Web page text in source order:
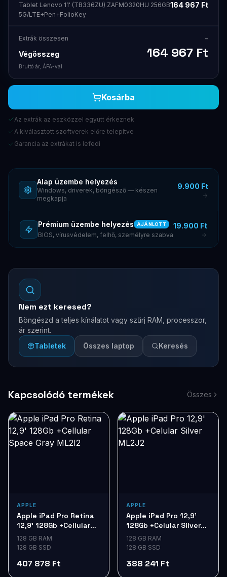
Tablet Lenovo 11' (TB336ZU) ZAFM0320HU 256GB
5G/LTE+Pen+FolioKey
164 967 Ft
Extrák összesen –
Végösszeg 164 967 Ft
Bruttó ár, ÁFA-val
Kosárba
Az extrák az eszközzel együtt érkeznek
A kiválasztott szoftverek előre telepítve
Garancia az extrákat is lefedi
Alap üzembe helyezés
Windows, driverek, böngésző — készen
megkapja
9.900 Ft
Prémium üzembe helyezés AJÁNLOTT
BIOS, vírusvédelem, felhő, személyre szabva
19.900 Ft
Nem ezt keresed?
Böngészd a teljes kínálatot vagy szűrj RAM, processzor,
ár szerint.
Tabletek
Összes laptop Keresés
Kapcsolódó termékek Összes
APPLE
Apple iPad Pro Retina
12,9' 128Gb +Cellular
Space Gray ML2I2
128 GB RAM
128 GB SSD
407 878 Ft
APPLE
Apple iPad Pro 12,9'
128Gb +Celular Silver
ML2J2
128 GB RAM
128 GB SSD
388 241 Ft